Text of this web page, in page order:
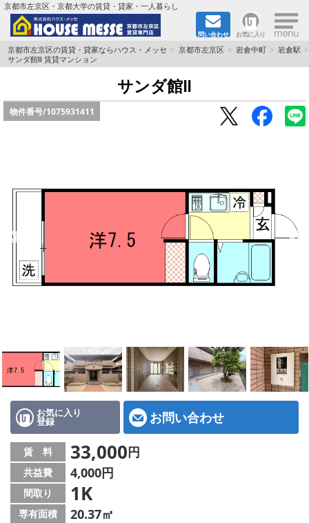
京都市左京区・京都大学の賃貸・貸家・一人暮らし
問い合わせ お気に入り ×
TOPページ
地域から検索
家族で住むならマンション？賃家？
一人暮らしの物件特集
ペット相談OKの賃貸！
ハウスメーカー施工特集！
路線·駅から探す
IT重説について
スタッフ紹介
賃貸管理の北白川店
店舗情報·アクセス
京都市左京区の賃貸・貸家ならハウス・メッセ 京都市左京区 岩倉中町
岩倉駅
サンダ館Ⅱ 賃貸マンション
サンダ館Ⅱ
物件番号/1075931411
お気に入り
登録 お問い合わせ
賃 料 33,000円
共益費 4,000円
間取り 1K
専有面積 20.37㎡